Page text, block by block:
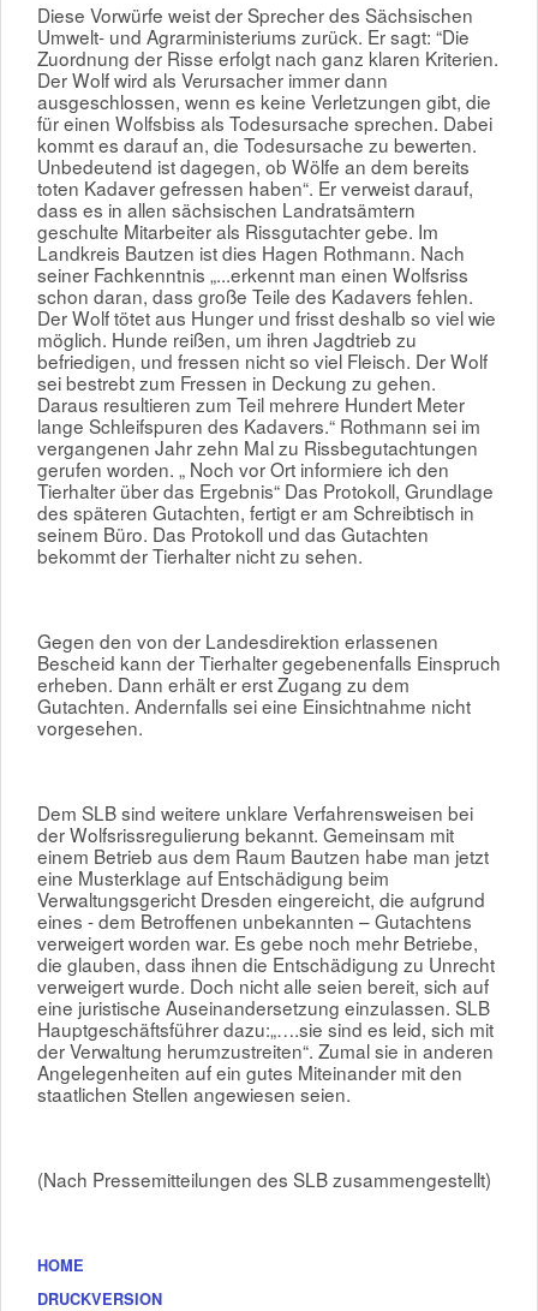
Diese Vorwürfe weist der Sprecher des Sächsischen
Umwelt- und Agrarministeriums zurück. Er sagt: “Die
Zuordnung der Risse erfolgt nach ganz klaren Kriterien.
Der Wolf wird als Verursacher immer dann
ausgeschlossen, wenn es keine Verletzungen gibt, die
für einen Wolfsbiss als Todesursache sprechen. Dabei
kommt es darauf an, die Todesursache zu bewerten.
Unbedeutend ist dagegen, ob Wölfe an dem bereits
toten Kadaver gefressen haben“. Er verweist darauf,
dass es in allen sächsischen Landratsämtern
geschulte Mitarbeiter als Rissgutachter gebe. Im
Landkreis Bautzen ist dies Hagen Rothmann. Nach
seiner Fachkenntnis „...erkennt man einen Wolfsriss
schon daran, dass große Teile des Kadavers fehlen.
Der Wolf tötet aus Hunger und frisst deshalb so viel wie
möglich. Hunde reißen, um ihren Jagdtrieb zu
befriedigen, und fressen nicht so viel Fleisch. Der Wolf
sei bestrebt zum Fressen in Deckung zu gehen.
Daraus resultieren zum Teil mehrere Hundert Meter
lange Schleifspuren des Kadavers.“ Rothmann sei im
vergangenen Jahr zehn Mal zu Rissbegutachtungen
gerufen worden. „ Noch vor Ort informiere ich den
Tierhalter über das Ergebnis“ Das Protokoll, Grundlage
des späteren Gutachten, fertigt er am Schreibtisch in
seinem Büro. Das Protokoll und das Gutachten
bekommt der Tierhalter nicht zu sehen.
Gegen den von der Landesdirektion erlassenen
Bescheid kann der Tierhalter gegebenenfalls Einspruch
erheben. Dann erhält er erst Zugang zu dem
Gutachten. Andernfalls sei eine Einsichtnahme nicht
vorgesehen.
Dem SLB sind weitere unklare Verfahrensweisen bei
der Wolfsrissregulierung bekannt. Gemeinsam mit
einem Betrieb aus dem Raum Bautzen habe man jetzt
eine Musterklage auf Entschädigung beim
Verwaltungsgericht Dresden eingereicht, die aufgrund
eines - dem Betroffenen unbekannten – Gutachtens
verweigert worden war. Es gebe noch mehr Betriebe,
die glauben, dass ihnen die Entschädigung zu Unrecht
verweigert wurde. Doch nicht alle seien bereit, sich auf
eine juristische Auseinandersetzung einzulassen. SLB
Hauptgeschäftsführer dazu:„….sie sind es leid, sich mit
der Verwaltung herumzustreiten“. Zumal sie in anderen
Angelegenheiten auf ein gutes Miteinander mit den
staatlichen Stellen angewiesen seien.
(Nach Pressemitteilungen des SLB zusammengestellt)
HOME
DRUCKVERSION